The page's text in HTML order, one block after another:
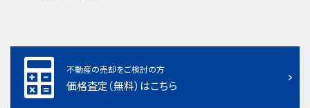
不動産の売却をご検討の方
価格査定（無料）はこちら